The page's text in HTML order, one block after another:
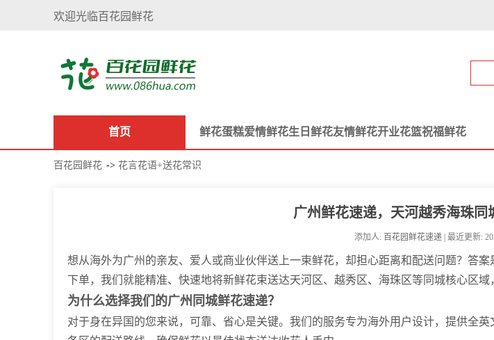
欢迎光临百花园鲜花
首页 鲜花蛋糕爱情鲜花生日鲜花友情鲜花开业花篮祝福鲜花
百花园鲜花 -> 花言花语+送花常识
广州鲜花速递，天河越秀海珠同
添加人: 百花园鲜花速递 | 最近更新:
想从海外为广州的亲友、爱人或商业伙伴送上一束鲜花，却担心距离和配送问题？答
下单，我们就能精准、快速地将新鲜花束送达天河区、越秀区、海珠区等同城核心区域
为什么选择我们的广州同城鲜花速递？
对于身在异国的您来说，可靠、省心是关键。我们的服务专为海外用户设计，提供全